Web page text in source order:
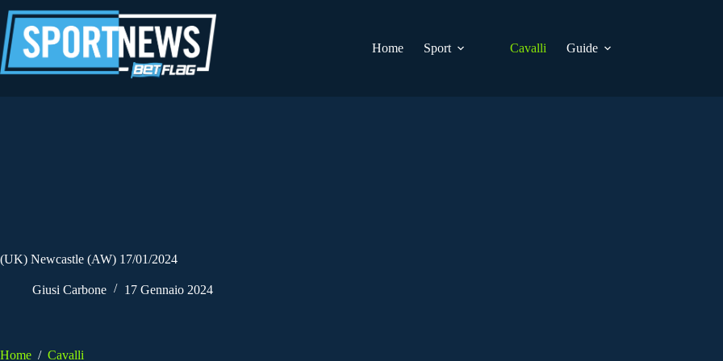
al
contenuto
Home
Sport Cavalli Guide
(UK) Newcastle (AW) 17/01/2024
Giusi Carbone 17 Gennaio 2024
Home / Cavalli